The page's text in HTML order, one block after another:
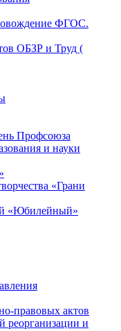
ФГОС.
ОБЗР и Труд (
Профсоюза
и науки
«Грани
«Юбилейный»
правовых актов
реорганизации и